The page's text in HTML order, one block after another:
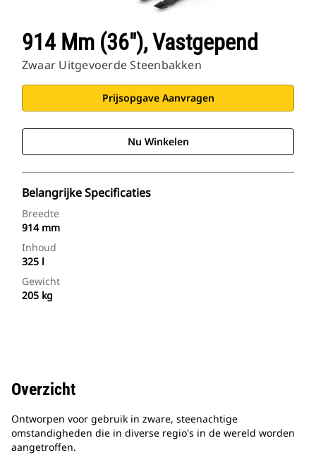
914 Mm (36"), Vastgepend
Zwaar Uitgevoerde Steenbakken
Prijsopgave Aanvragen
Nu Winkelen
Belangrijke Specificaties
Breedte
914 mm
Inhoud
325 l
Gewicht
205 kg
Overzicht
Ontworpen voor gebruik in zware, steenachtige
omstandigheden die in diverse regio's in de wereld worden
aangetroffen.